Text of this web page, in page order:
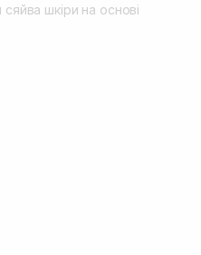
шкіри на основі